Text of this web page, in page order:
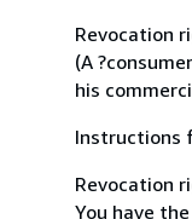
Revocation
(A
his
Instructions
Revocation
You have